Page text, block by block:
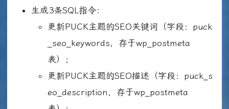
生成3条SQL指令：
更新PUCK主题的SEO关键词（字段：puck
_seo_keywords，存于wp_postmeta
表）；
更新PUCK主题的SEO描述（字段：puck_s
eo_description，存于wp_postmeta